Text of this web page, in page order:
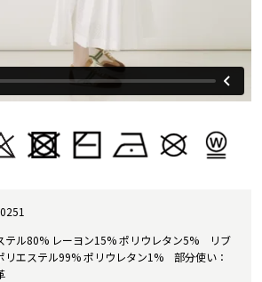
テル80% レーヨン15% ポリウレタン5% リブ
リエステル99% ポリウレタン1% 部分使い：